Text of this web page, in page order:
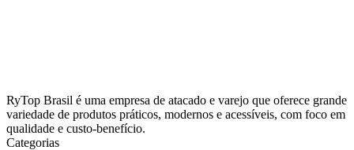
RyTop Brasil é uma empresa de atacado e varejo que oferece grande
variedade de produtos práticos, modernos e acessíveis, com foco em
qualidade e custo-benefício.
Categorias